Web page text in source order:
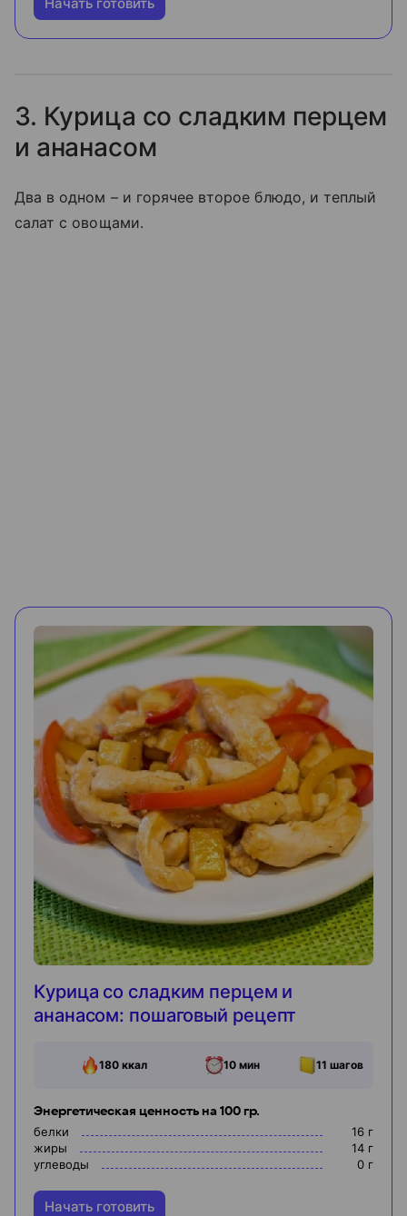
3. Курица со сладким перцем
и ананасом
Два в одном – и горячее второе блюдо, и теплый
салат с овощами.
Курица со сладким перцем и
ананасом: пошаговый рецепт
180ккал 10 мин 11 шагов
Энергетическая ценность на 100 гр.
белки 16 г
жиры
14 г
углеводы
0 г
Начать готовить